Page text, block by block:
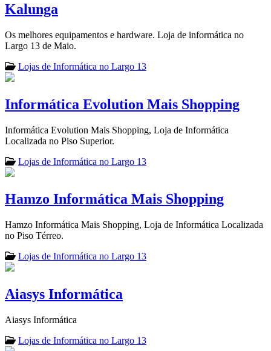
Kalunga
Os melhores equipamentos e hardware. Loja de informática no
Largo 13 de Maio.
Lojas de Informática no Largo 13
Informática Evolution Mais Shopping
Informática Evolution Mais Shopping, Loja de Informática
Localizada no Piso Superior.
Lojas de Informática no Largo 13
Hamzo Informática Mais Shopping
Hamzo Informática Mais Shopping, Loja de Informática Localizada
no Piso Térreo.
Lojas de Informática no Largo 13
Aiasys Informática
Aiasys Informática
Lojas de Informática no Largo 13